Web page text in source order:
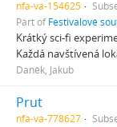
nfa-va-154625
Part ofFestivalové
Krátký sci-fi
Každá navštívená
Daněk, Jakub
Prut
nfa-va-778627